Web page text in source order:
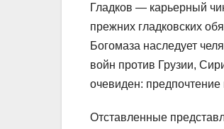
Гладков — карьерный
прежних гладковских
Богомаза наследует
войн против Грузии,
очевиден:
Отставленные